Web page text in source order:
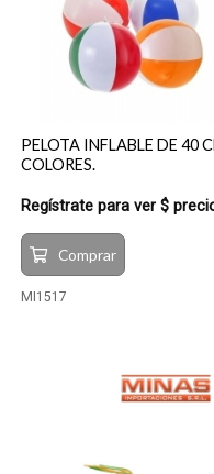
PELOTA INFLABLE DE 40
COLORES.
Regístrate para ver $
Comprar
MI1517